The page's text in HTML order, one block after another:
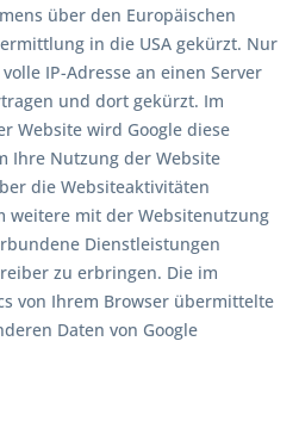
über den Europäischen
in die USA gekürzt. Nur
IP-Adresse an einen Server
und dort gekürzt. Im
Website wird Google diese
Ihre Nutzung der Website
die Websiteaktivitäten
weitere mit der Websitenutzung
Dienstleistungen
zu erbringen. Die im
von Ihrem Browser übermittelte
Daten von Google